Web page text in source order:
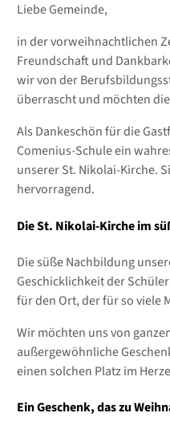
Liebe Gemeinde,
in der vorweihnachtlichen
Freundschaft und
wir von der
überrascht und möchten
Als Dankeschön für die
Comenius-Schule ein
unserer St. Nikolai-Kirche.
hervorragend.
Die St. Nikolai-Kirche im
Die süße Nachbildung
Geschicklichkeit der
für den Ort, der für so viele
Wir möchten uns von
außergewöhnliche
einen solchen Platz im
Ein Geschenk, das zu